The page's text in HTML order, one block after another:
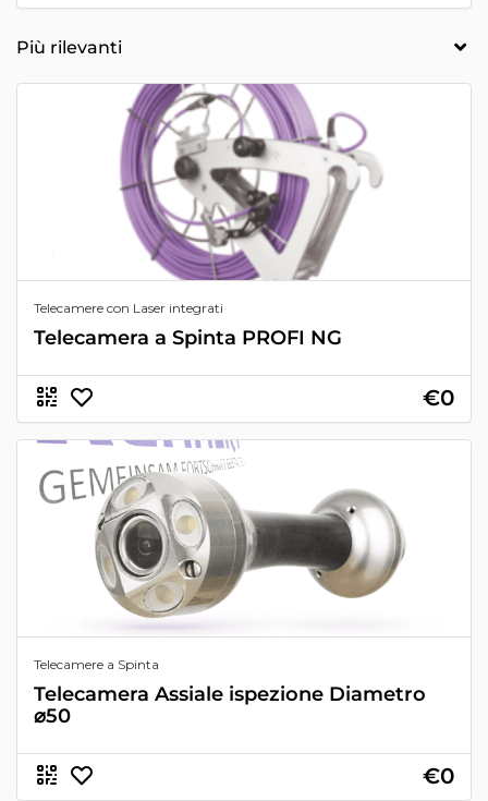
Telecamere con Laser integrati
Telecamera a Spinta PROFI NG
€0
Telecamere a Spinta
Telecamera Assiale ispezione Diametro
⌀50
€0